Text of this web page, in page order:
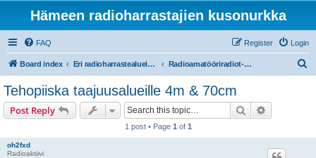
Hämeen radioharrastajien kusonurkka
FAQ Login
Register
Board index Eri radioharrastealueiden mukaiset osastot Radioamatööriradiot- ja taajuudet
Tehopiiska taajuusalueille 4m & 70cm
Post Reply Search
1 post • Page 1 of 1
oh2fxd
Radioaktiivi